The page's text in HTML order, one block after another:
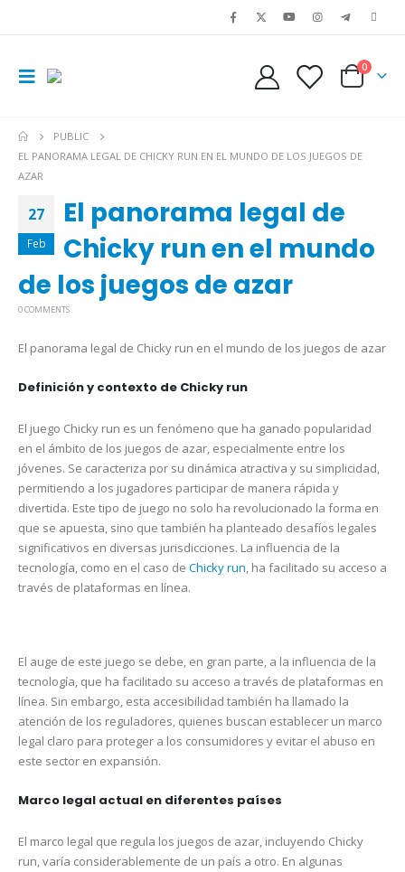
0
PUBLIC
EL PANORAMA LEGAL DE CHICKY RUN EN EL MUNDO DE LOS JUEGOS DE
AZAR
27
Feb
El panorama legal de
Chicky run en el mundo
de los juegos de azar
0 COMMENTS
El panorama legal de Chicky run en el mundo de los juegos de azar
Definición y contexto de Chicky run
El juego Chicky run es un fenómeno que ha ganado popularidad
en el ámbito de los juegos de azar, especialmente entre los
jóvenes. Se caracteriza por su dinámica atractiva y su simplicidad,
permitiendo a los jugadores participar de manera rápida y
divertida. Este tipo de juego no solo ha revolucionado la forma en
que se apuesta, sino que también ha planteado desafíos legales
significativos en diversas jurisdicciones. La influencia de la
tecnología, como en el caso de Chicky run, ha facilitado su acceso a
través de plataformas en línea.
El auge de este juego se debe, en gran parte, a la influencia de la
tecnología, que ha facilitado su acceso a través de plataformas en
línea. Sin embargo, esta accesibilidad también ha llamado la
atención de los reguladores, quienes buscan establecer un marco
legal claro para proteger a los consumidores y evitar el abuso en
este sector en expansión.
Marco legal actual en diferentes países
El marco legal que regula los juegos de azar, incluyendo Chicky
run, varía considerablemente de un país a otro. En algunas